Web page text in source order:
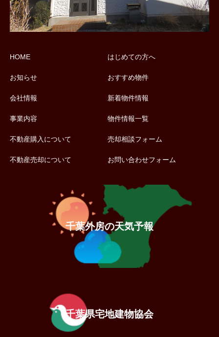
HOME
お知らせ
会社情報
事業内容
不動産購入について
不動産売却について
はじめての方へ
おすすめ物件
新着物件情報
物件情報一覧
売却相談フォーム
お問い合わせフォーム
千葉外房の天気予報
千葉県宅地建物協会